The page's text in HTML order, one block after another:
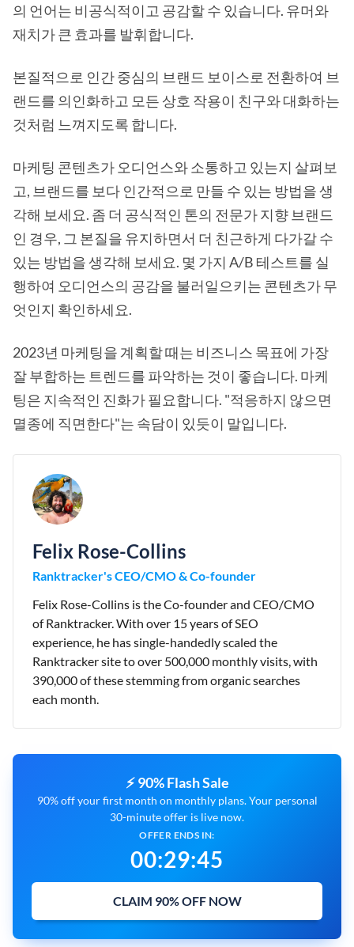
의 언어는 비공식적이고 공감할 수 있습니다. 유머와
재치가 큰 효과를 발휘합니다.
본질적으로 인간 중심의 브랜드 보이스로 전환하여 브
랜드를 의인화하고 모든 상호 작용이 친구와 대화하는
것처럼 느껴지도록 합니다.
마케팅 콘텐츠가 오디언스와 소통하고 있는지 살펴보
고, 브랜드를 보다 인간적으로 만들 수 있는 방법을 생
각해 보세요. 좀 더 공식적인 톤의 전문가 지향 브랜드
인 경우, 그 본질을 유지하면서 더 친근하게 다가갈 수
있는 방법을 생각해 보세요. 몇 가지 A/B 테스트를 실
행하여 오디언스의 공감을 불러일으키는 콘텐츠가 무
엇인지 확인하세요.
2023년 마케팅을 계획할 때는 비즈니스 목표에 가장
잘 부합하는 트렌드를 파악하는 것이 좋습니다. 마케
팅은 지속적인 진화가 필요합니다. "적응하지 않으면
멸종에 직면한다"는 속담이 있듯이 말입니다.
Felix Rose-Collins
Ranktracker's CEO/CMO & Co-founder
Felix Rose-Collins is the Co-founder and CEO/CMO
of Ranktracker. With over 15 years of SEO
experience, he has single-handedly scaled the
Ranktracker site to over 500,000 monthly visits, with
390,000 of these stemming from organic searches
each month.
⚡ 90% Flash Sale
90% off your first month on monthly plans. Your personal
30-minute offer is live now.
OFFER ENDS IN:
00:29:44
CLAIM 90% OFF NOW